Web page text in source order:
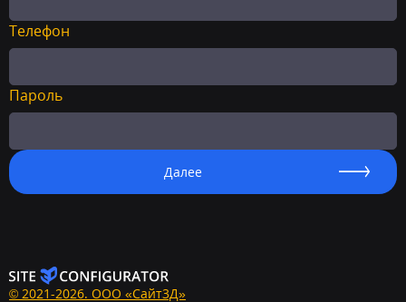
Телефон
Пароль
Далее
© 2021-2026. ООО «Сайт3Д»